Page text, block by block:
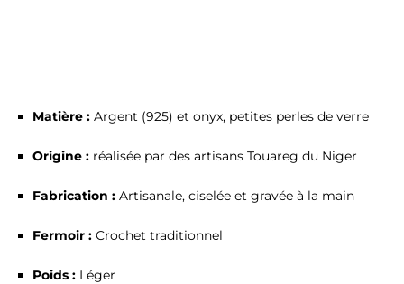
Matière : Argent (925) et onyx, petites perles de verre
Origine : réalisée par des artisans Touareg du Niger
Fabrication : Artisanale, ciselée et gravée à la main
Fermoir : Crochet traditionnel
Poids : Léger